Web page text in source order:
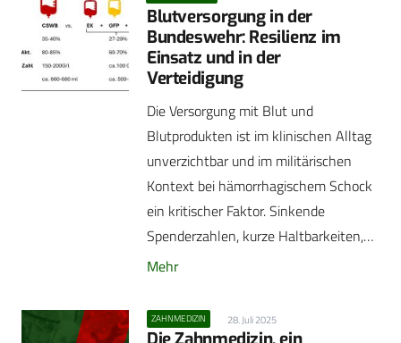
Blutversorgung in der
Bundeswehr: Resilienz im
Einsatz und in der
Verteidigung
Die Versorgung mit Blut und
Blutprodukten ist im klinischen Alltag
unverzichtbar und im militärischen
Kontext bei hämorrhagischem Schock
ein kritischer Faktor. Sinkende
Spenderzahlen, kurze Haltbarkeiten,…
Mehr
ZAHNMEDIZIN 28. Juli 2025